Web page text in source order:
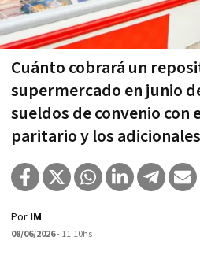
Cuánto cobrará un
supermercado en junio
sueldos de convenio con
paritario y los
Por IM
08/06/2026- 11:10hs